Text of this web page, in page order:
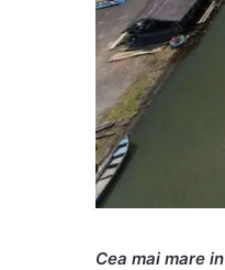
Cea mai mare